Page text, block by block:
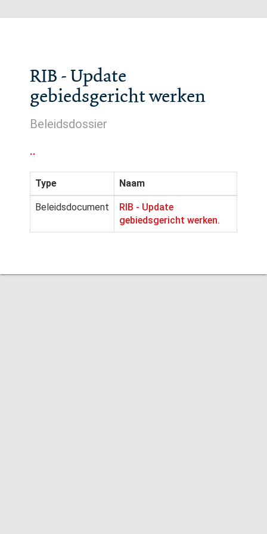
RIB - Update
gebiedsgericht werken
Beleidsdossier
..
Type Naam
Beleidsdocument
RIB - Update
gebiedsgericht werken.